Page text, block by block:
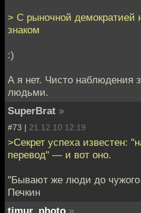
> С рыночной демократией
знаком
:)
А я нет. Чисто наблюдения
людьми.
SuperBrat »
#73 | 21.12.10 12:19
>Секрет успеха известен:
перевод" — и вот оно.
"Бывают же люди до
Печкин